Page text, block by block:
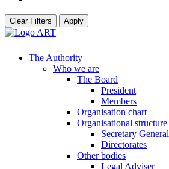
Clear Filters Apply
The Authority
Who we are
The Board
President
Members
Organisation chart
Organisational structure
Secretary General
Directorates
Other bodies
Legal Adviser